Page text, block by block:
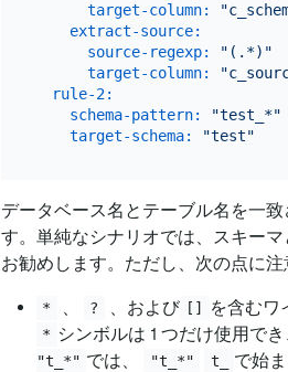
target-column:
extract-source:
source-regexp:
"(.*)"
target-column:
rule-2:
schema-pattern:
"test_*"
target-schema:
"test"
データベース名とテーブル名を一
す。単純なシナリオでは、スキー
お勧めします。ただし、次の点に注
* 、 ? 、および [] を含むワ
* シンボルは 1 つだけ使用で
"t_*" では、 "t_*" t_ で始